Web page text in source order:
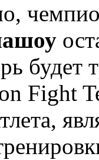
будет
Fight